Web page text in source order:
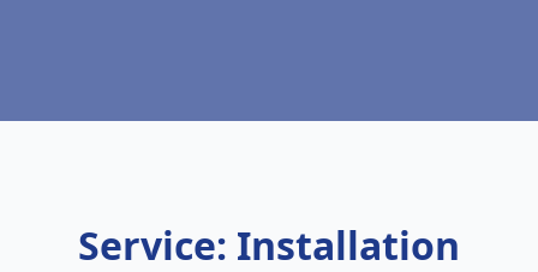
Service: Installation